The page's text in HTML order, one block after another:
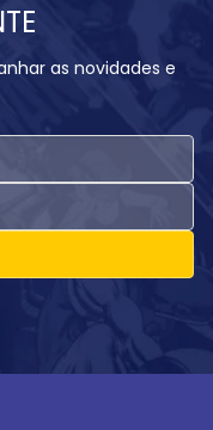
as novidades e